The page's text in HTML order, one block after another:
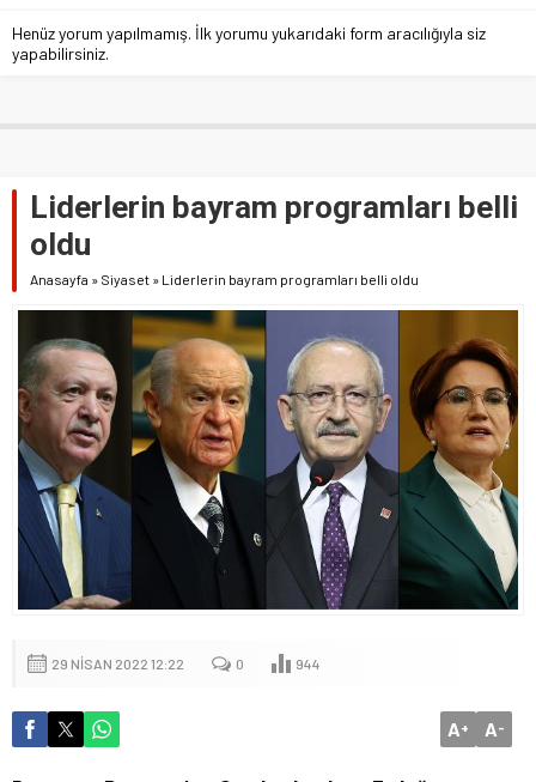
Henüz yorum yapılmamış. İlk yorumu yukarıdaki form aracılığıyla siz
yapabilirsiniz.
Liderlerin bayram programları belli
oldu
Anasayfa » Siyaset » Liderlerin bayram programları belli oldu
29 NISAN 2022 12:22 0 944
A+ A-